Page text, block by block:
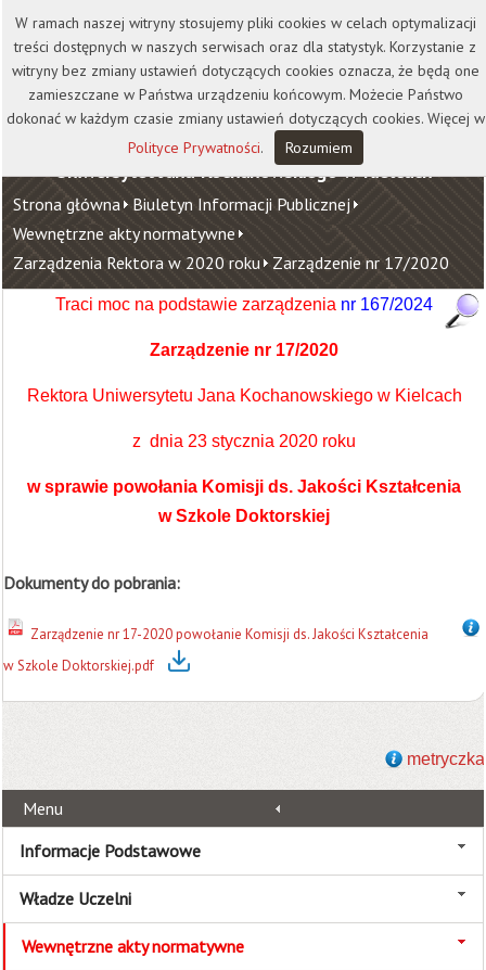
Kontakt Biblioteka
Wydawnictwo
Wirtualna Uczelnia
Uniwersytet Jana Kochanowskiego w Kielcach
Strona główna Biuletyn Informacji Publicznej
Wewnętrzne akty normatywne
Zarządzenia Rektora w 2020 roku Zarządzenie nr 17/2020
Traci moc na podstawie zarządzenia nr 167/2024
Zarządzenie nr 17/2020
Rektora Uniwersytetu Jana Kochanowskiego w Kielcach
z dnia 23 stycznia 2020 roku
w sprawie powołania Komisji ds. Jakości Kształcenia
w Szkole Doktorskiej
Dokumenty do pobrania:
Zarządzenie nr 17-2020 powołanie Komisji ds. Jakości Kształcenia
w Szkole Doktorskiej.pdf
metryczka
Menu
Informacje Podstawowe
Władze Uczelni
Wewnętrzne akty normatywne
W ramach naszej witryny stosujemy pliki cookies w celach optymalizacji
treści dostępnych w naszych serwisach oraz dla statystyk. Korzystanie z
witryny bez zmiany ustawień dotyczących cookies oznacza, że będą one
zamieszczane w Państwa urządzeniu końcowym. Możecie Państwo
dokonać w każdym czasie zmiany ustawień dotyczących cookies. Więcej w
Polityce Prywatności. Rozumiem